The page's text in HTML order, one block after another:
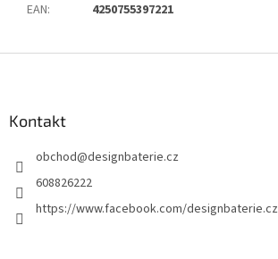
EAN: 4250755397221
Kontakt
obchod@designbaterie.cz
608826222
https://www.facebook.com/designbaterie.cz